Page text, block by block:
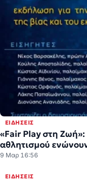
ΕΙΔΉΣΕΙΣ
«Fair Play στη
αθλητισμού
9 Μαρ 16:56
ΕΙΔΉΣΕΙΣ